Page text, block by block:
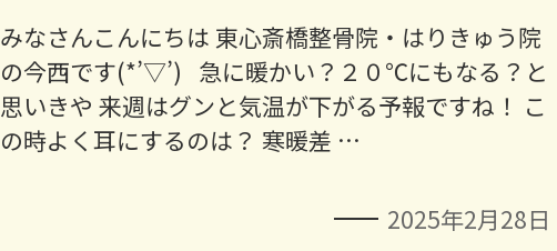
みなさんこんにちは 東心斎橋整骨院・はりきゅう院
の今西です(*’▽’) 急に暖かい？２０℃にもなる？と
思いきや 来週はグンと気温が下がる予報ですね！ こ
の時よく耳にするのは？ 寒暖差 …
2025年2月28日